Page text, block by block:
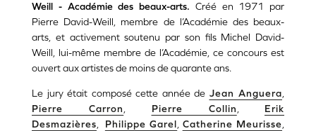
Weill - Académie des beaux-arts. Créé en 1971 par
Pierre David-Weill, membre de l’Académie des beaux-
arts, et activement soutenu par son fils Michel David-
Weill, lui-même membre de l’Académie, ce concours est
ouvert aux artistes de moins de quarante ans.
Le jury était composé cette année de Jean Anguera,
Pierre Carron, Pierre Collin, Erik
Desmazières, Philippe Garel, Catherine Meurisse,